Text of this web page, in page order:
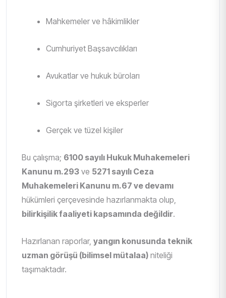
Mahkemeler ve hâkimlikler
Cumhuriyet Başsavcılıkları
Avukatlar ve hukuk büroları
Sigorta şirketleri ve eksperler
Gerçek ve tüzel kişiler
Bu çalışma; 6100 sayılı Hukuk Muhakemeleri
Kanunu m.293 ve 5271 sayılı Ceza
Muhakemeleri Kanunu m.67 ve devamı
hükümleri çerçevesinde hazırlanmakta olup,
bilirkişilik faaliyeti kapsamında değildir.
Hazırlanan raporlar, yangın konusunda teknik
uzman görüşü (bilimsel mütalaa) niteliği
taşımaktadır.